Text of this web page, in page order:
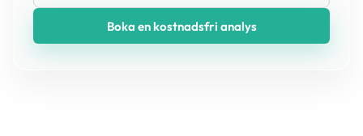
Boka en kostnadsfri analys